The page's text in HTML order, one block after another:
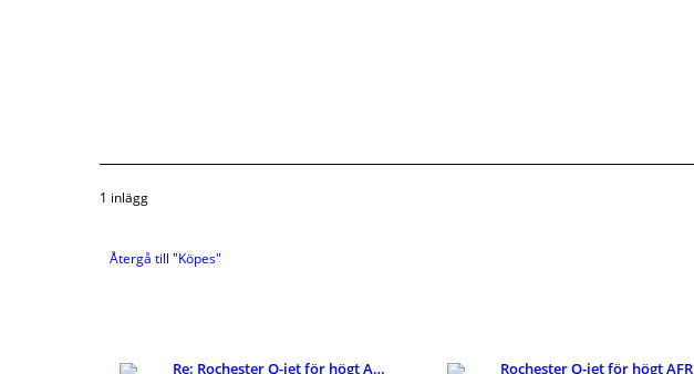
1 inlägg
Återgå till "Köpes"
Re: Rochester Q-jet för högt AFR Rochester Q-jet för högt AFR